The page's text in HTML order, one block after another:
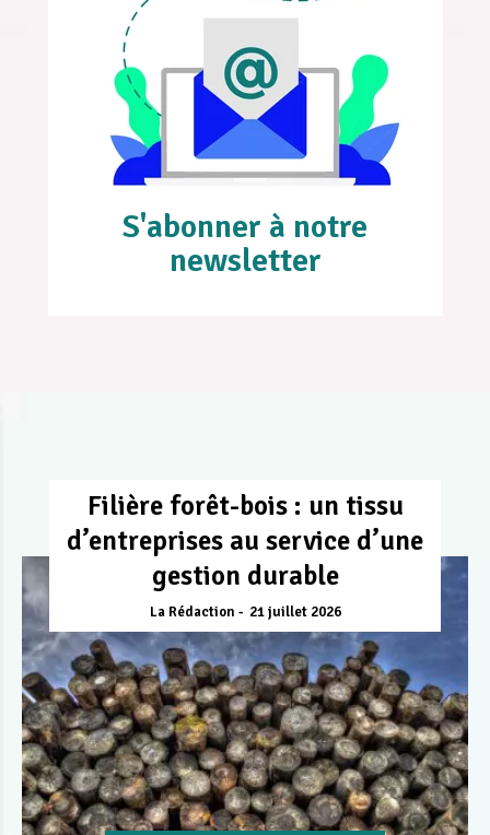
S'abonner à notre
newsletter
Filière forêt-bois : un tissu
d’entreprises au service d’une
gestion durable
La Rédaction 21 juillet 2026